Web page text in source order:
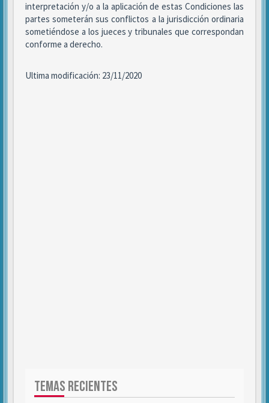
interpretación y/o a la aplicación de estas Condiciones las
partes someterán sus conflictos a la jurisdicción ordinaria
sometiéndose a los jueces y tribunales que correspondan
conforme a derecho.
Ultima modificación: 23/11/2020
TEMAS RECIENTES